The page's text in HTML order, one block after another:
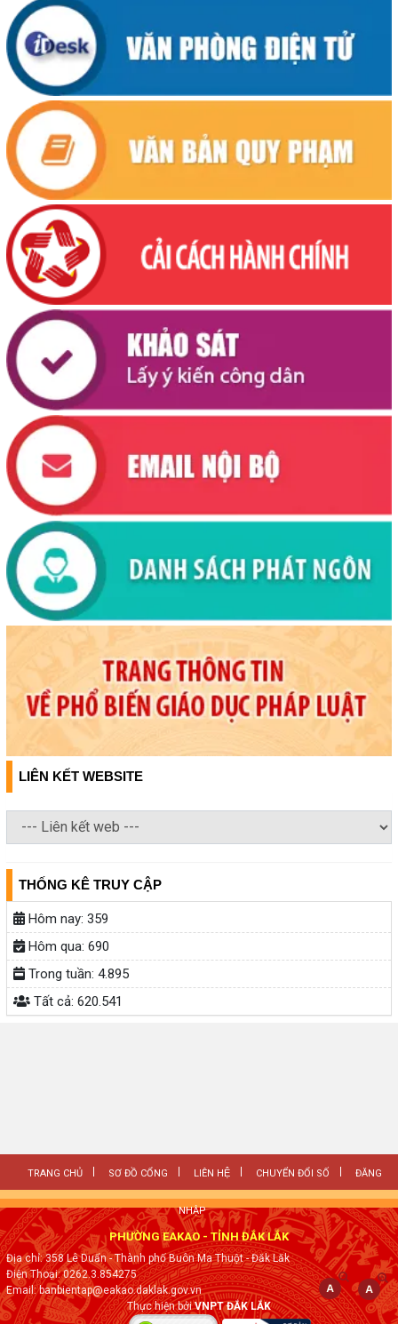
LIÊN KẾT WEBSITE
THỐNG KÊ TRUY CẬP
Hôm nay: 359
Hôm qua: 690
Trong tuần: 4.895
Tất cả: 620.541
TRANG CHỦ SƠ ĐỒ CỔNG LIÊN HỆ CHUYỂN ĐỔI SỐ ĐĂNG
NHẬP
PHƯỜNG EAKAO - TỈNH ĐẮK LẮK
Địa chỉ: 358 Lê Duẩn - Thành phố Buôn Ma Thuột - Đăk Lăk
Điện Thoại: 0262.3.854275
Email: banbientap@eakao.daklak.gov.vn
Thực hiện bởiVNPT ĐẮK LẮK